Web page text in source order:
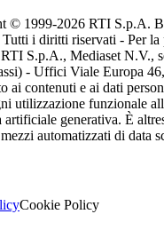
© 1999-2026 RTI S.p.A.
i diritti riservati - Per la
S.p.A., Mediaset N.V.,
- Uffici Viale Europa
ai contenuti e ai dati
utilizzazione funzionale
artificiale generativa. È
automatizzati di data
Cookie Policy